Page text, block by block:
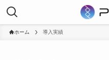
ホーム 導入実績